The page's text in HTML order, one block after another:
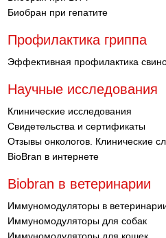
Биобран при гепатите
Профилактика гриппа
Эффективная профилактика
Научные исследования
Клинические исследования
Свидетельства и сертификаты
Отзывы онкологов. Клинические
BioBran в интернете
Biobran в ветеринарии
Иммуномодуляторы в
Иммуномодуляторы для собак